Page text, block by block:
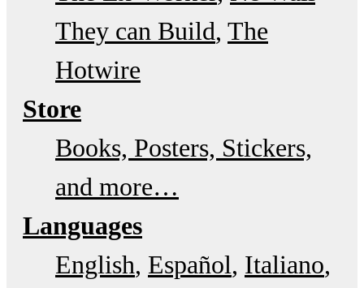
They can Build The
Hotwire
Store
Books, Posters, Stickers,
and more…
Languages
English Español Italiano